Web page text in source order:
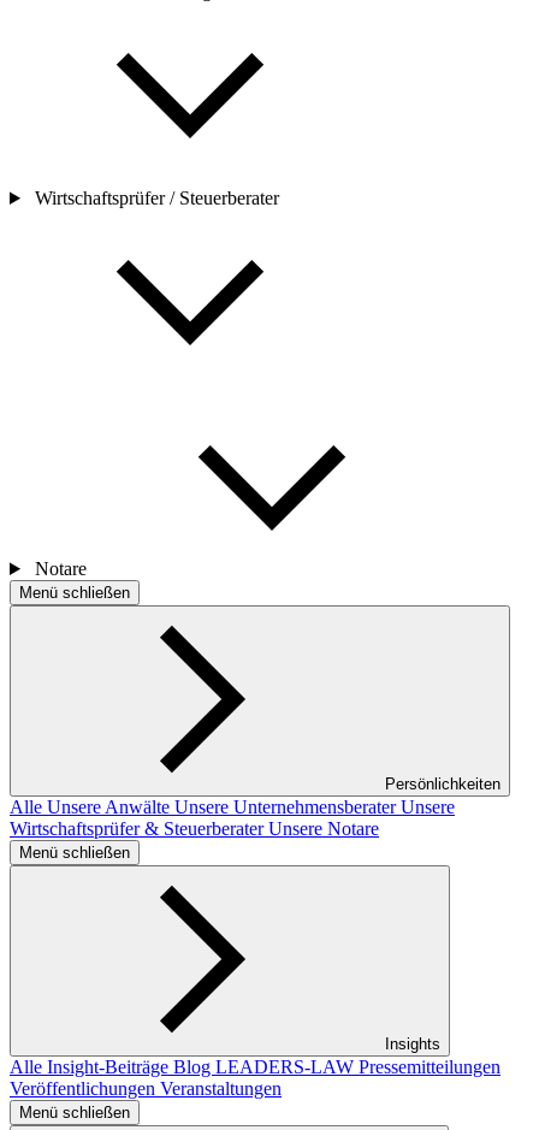
Wirtschaftsprüfer / Steuerberater
Notare
Menü schließen
Persönlichkeiten
Alle Unsere Anwälte Unsere UnternehmensberaterUnsere
Wirtschaftsprüfer & SteuerberaterUnsere Notare
Menü schließen
Insights
Alle Insight-Beiträge Blog LEADERS-LAW Pressemitteilungen
Veröffentlichungen Veranstaltungen
Menü schließen